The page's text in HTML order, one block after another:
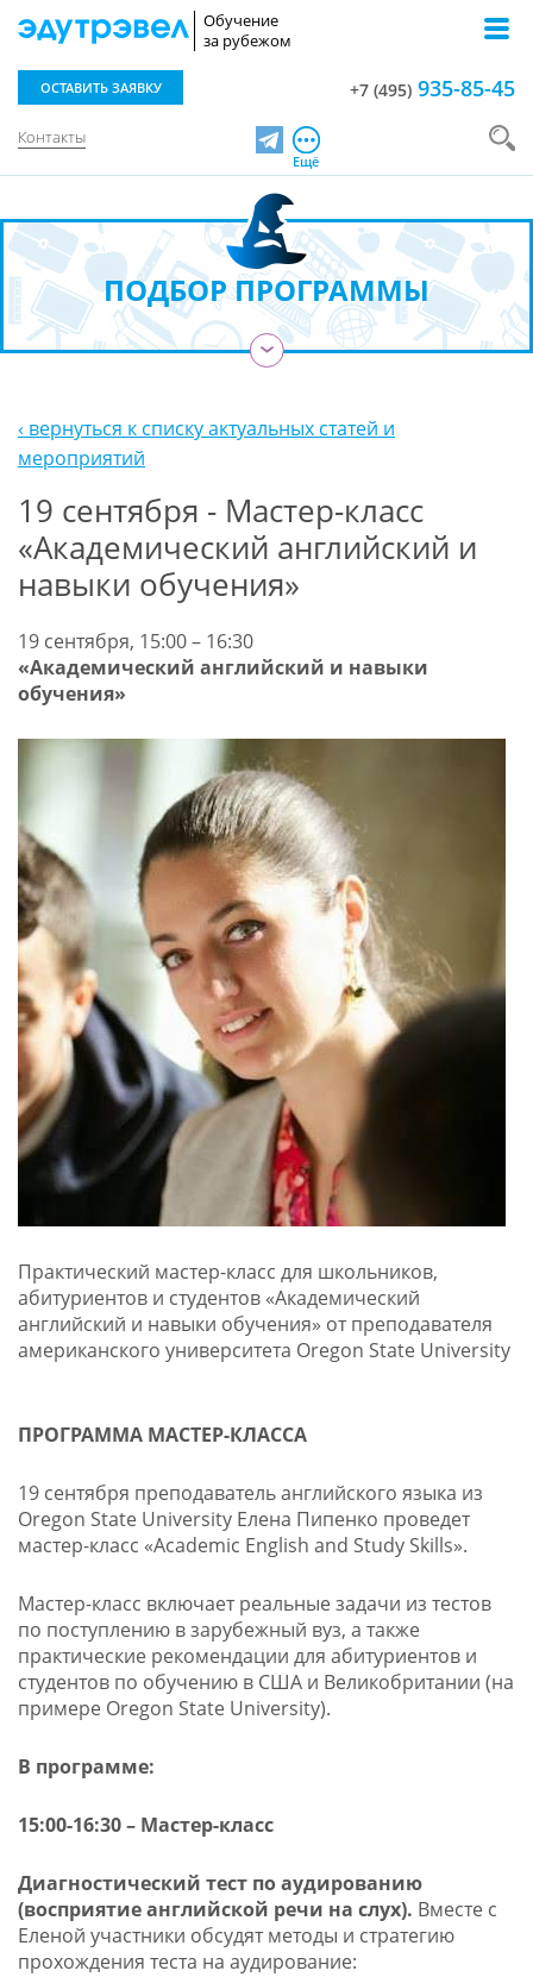
Обучение
за рубежом
Контакты
ОСТАВИТЬ ЗАЯВКУ +7 (495) 935-85-45
TelegramЕщё
ПОДБОР ПРОГРАММЫ
›
‹ вернуться к списку актуальных статей и
мероприятий
19 сентября - Мастер-класс
«Академический английский и
навыки обучения»
19 сентября, 15:00 – 16:30
«Академический английский и навыки
обучения»
Практический мастер-класс для школьников,
абитуриентов и студентов «Академический
английский и навыки обучения» от преподавателя
американского университета Oregon State University
ПРОГРАММА МАСТЕР-КЛАССА
19 сентября преподаватель английского языка из
Oregon State University Елена Пипенко проведет
мастер-класс «Academic English and Study Skills».
Мастер-класс включает реальные задачи из тестов
по поступлению в зарубежный вуз, а также
практические рекомендации для абитуриентов и
студентов по обучению в США и Великобритании (на
примере Oregon State University).
В программе:
15:00-16:30 – Мастер-класс
Диагностический тест по аудированию
(восприятие английской речи на слух). Вместе с
Еленой участники обсудят методы и стратегию
прохождения теста на аудирование: